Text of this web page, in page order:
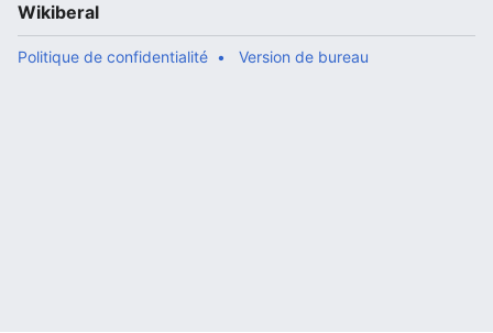
Wikiberal
Politique de confidentialité Version de bureau